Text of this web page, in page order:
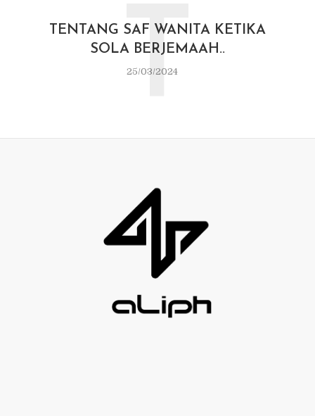
TENTANG SAF WANITA KETIKA
SOLA BERJEMAAH..
25/03/2024
T